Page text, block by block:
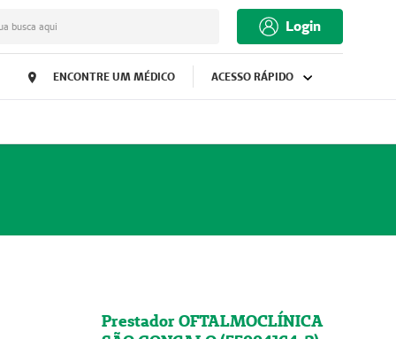
busca aqui Login
ENCONTRE UM MÉDICO ACESSO RÁPIDO
Prestador OFTALMOCLÍNICA